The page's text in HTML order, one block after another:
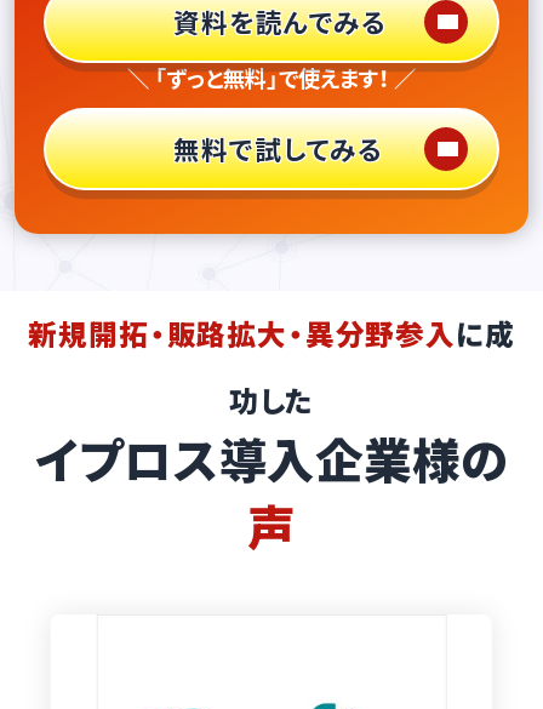
資料を読んでみる
＼ 「ずっと無料」で使えます！ ／
無料で試してみる
新規開拓・販路拡大・異分野参入に成
功した
イプロス導入企業様の
声